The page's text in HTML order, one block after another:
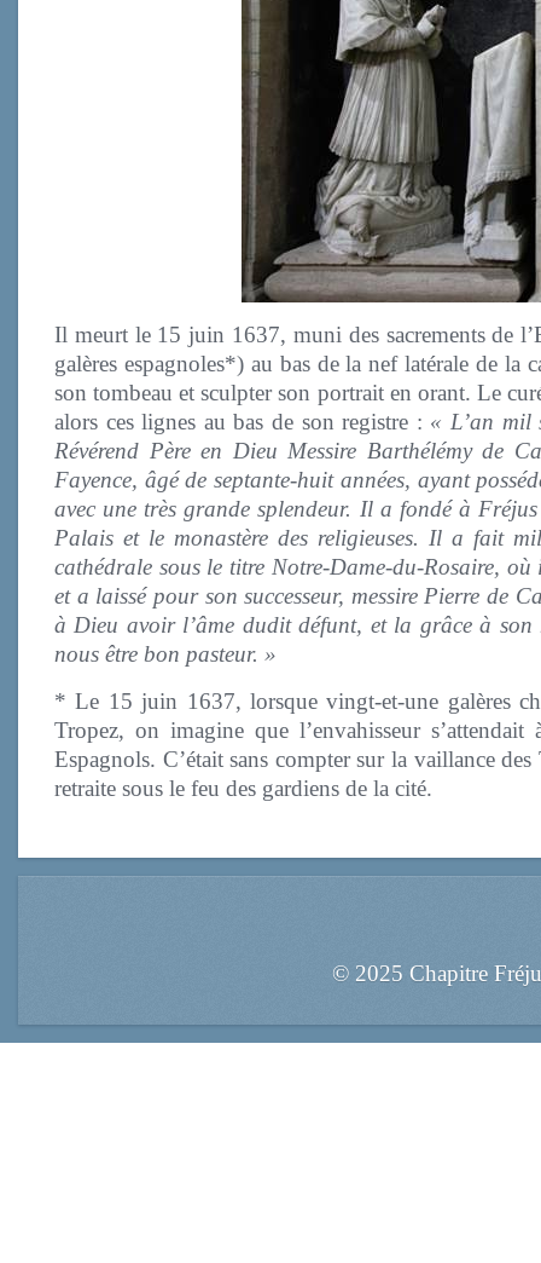
Il meurt le 15 juin 1637, muni des sacrements de
galères espagnoles*) au bas de la nef latérale de la
son tombeau et sculpter son portrait en orant. Le
alors ces lignes au bas de son registre : « L’an mil
Révérend Père en Dieu Messire Barthélémy de
Fayence, âgé de septante-huit années, ayant
avec une très grande splendeur. Il a fondé à
Palais et le monastère des religieuses. Il a fait
cathédrale sous le titre Notre-Dame-du-Rosaire,
et a laissé pour son successeur, messire Pierre de
à Dieu avoir l’âme dudit défunt, et la grâce à
nous être bon pasteur. »
* Le 15 juin 1637, lorsque vingt-et-une galères
Tropez, on imagine que l’envahisseur
Espagnols. C’était sans compter sur la vaillance
retraite sous le feu des gardiens de la cité.
© 2025 Chapitre